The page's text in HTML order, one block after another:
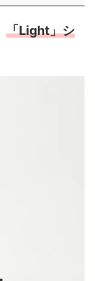
「Light」シ